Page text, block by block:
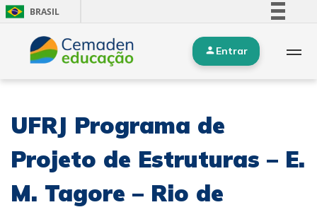
BRASIL
Simplifique!
Comunica BR
Legislação
Entrar
UFRJ Programa de
Projeto de Estruturas – E.
M. Tagore – Rio de